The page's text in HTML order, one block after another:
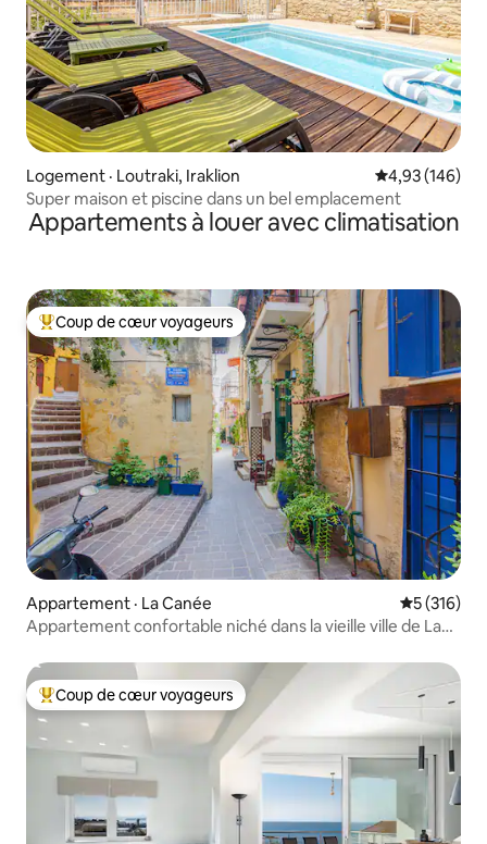
Logement · Loutraki, Iraklion Note
4,93 (146)
Super maison et piscine dans un bel emplacement
Appartements à louer avec climatisation
Coup de cœur voyageurs parmi les plus aimés
Coup de cœur voyageurs
Appartement · La Canée Note
5 (316)
Appartement confortable niché dans la vieille ville de La
Coup de cœur voyageurs parmi les plus aimés
Coup de cœur voyageurs